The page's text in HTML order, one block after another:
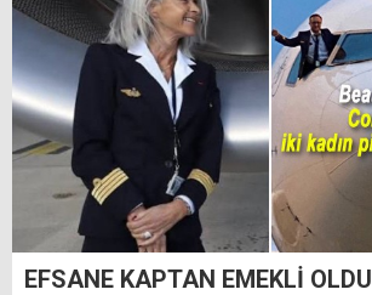
EFSANE KAPTAN EMEKLİ OLDU